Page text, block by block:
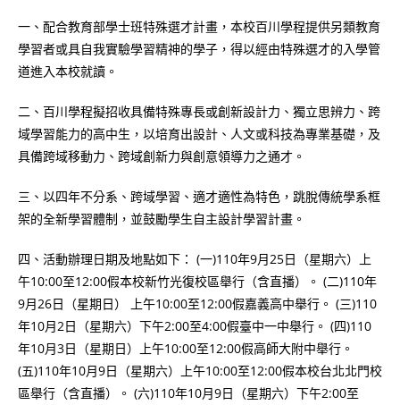
一、配合教育部學士班特殊選才計畫，本校百川學程提供另類教育
學習者或具自我實驗學習精神的學子，得以經由特殊選才的入學管
道進入本校就讀。
二、百川學程擬招收具備特殊專長或創新設計力、獨立思辨力、跨
域學習能力的高中生，以培育出設計、人文或科技為專業基礎，及
具備跨域移動力、跨域創新力與創意領導力之通才。
三、以四年不分系、跨域學習、適才適性為特色，跳脫傳統學系框
架的全新學習體制，並鼓勵學生自主設計學習計畫。
四、活動辦理日期及地點如下： (一)110年9月25日（星期六）上
午10:00至12:00假本校新竹光復校區舉行（含直播）。 (二)110年
9月26日（星期日） 上午10:00至12:00假嘉義高中舉行。 (三)110
年10月2日（星期六）下午2:00至4:00假臺中一中舉行。 (四)110
年10月3日（星期日）上午10:00至12:00假高師大附中舉行。
(五)110年10月9日（星期六）上午10:00至12:00假本校台北北門校
區舉行（含直播）。 (六)110年10月9日（星期六）下午2:00至